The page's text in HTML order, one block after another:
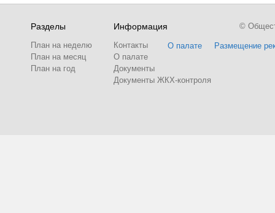
Разделы
План на неделю
План на месяц
План на год
Информация
Контакты
О палате
Документы
Документы ЖКХ-контроля
О палате Размещение
©